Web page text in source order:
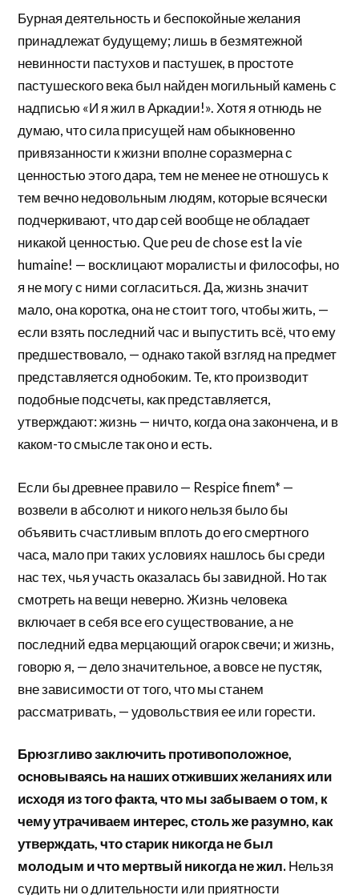
Бурная деятельность и беспокойные желания
принадлежат будущему; лишь в безмятежной
невинности пастухов и пастушек, в простоте
пастушеского века был найден могильный камень с
надписью «И я жил в Аркадии!». Хотя я отнюдь не
думаю, что сила присущей нам обыкновенно
привязанности к жизни вполне соразмерна с
ценностью этого дара, тем не менее не отношусь к
тем вечно недовольным людям, которые всячески
подчеркивают, что дар сей вообще не обладает
никакой ценностью. Que peu de chose est la vie
humaine! — восклицают моралисты и философы, но
я не могу с ними согласиться. Да, жизнь значит
мало, она коротка, она не стоит того, чтобы жить, —
если взять последний час и выпустить всё, что ему
предшествовало, — однако такой взгляд на предмет
представляется однобоким. Те, кто производит
подобные подсчеты, как представляется,
утверждают: жизнь — ничто, когда она закончена, и в
каком-то смысле так оно и есть.
Если бы древнее правило — Respice finem* —
возвели в абсолют и никого нельзя было бы
объявить счастливым вплоть до его смертного
часа, мало при таких условиях нашлось бы среди
нас тех, чья участь оказалась бы завидной. Но так
смотреть на вещи неверно. Жизнь человека
включает в себя все его существование, а не
последний едва мерцающий огарок свечи; и жизнь,
говорю я, — дело значительное, а вовсе не пустяк,
вне зависимости от того, что мы станем
рассматривать, — удовольствия ее или горести.
Брюзгливо заключить противоположное,
основываясь на наших отживших желаниях или
исходя из того факта, что мы забываем о том, к
чему утрачиваем интерес, столь же разумно, как
утверждать, что старик никогда не был
молодым и что мертвый никогда не жил.Нельзя
судить ни о длительности или приятности